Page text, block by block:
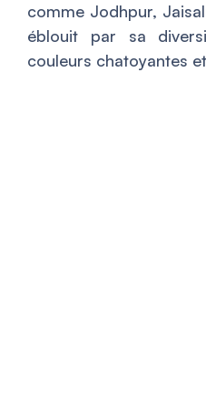
comme Jodhpur,
éblouit par sa
couleurs chatoyantes